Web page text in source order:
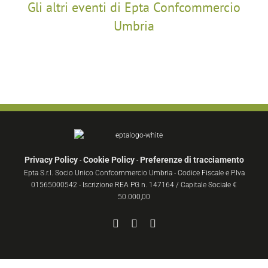
Gli altri eventi di Epta Confcommercio
Umbria
Privacy Policy- Cookie Policy- Preferenze di tracciamento
Epta S.r.l. Socio Unico Confcommercio Umbria - Codice Fiscale e P.Iva
01565000542 - Iscrizione REA PG n. 147164 / Capitale Sociale €
50.000,00
FacebookYouTube